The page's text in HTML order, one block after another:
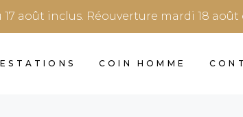
août inclus. Réouverture mardi 18
COIN HOMME